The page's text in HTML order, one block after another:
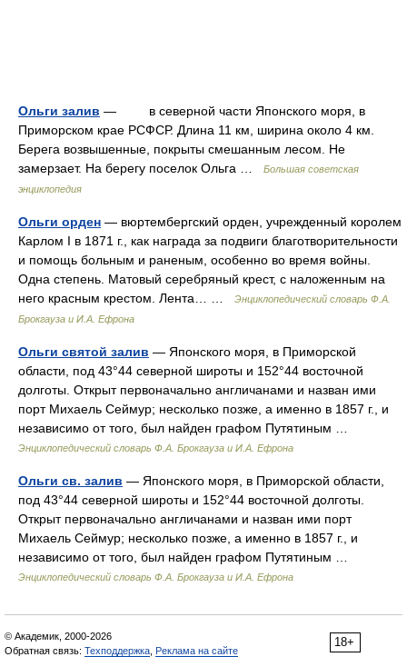
Ольги залив — в северной части Японского моря, в
Приморском крае РСФСР. Длина 11 км, ширина около 4 км.
Берега возвышенные, покрыты смешанным лесом. Не
замерзает. На берегу поселок Ольга …
Большая советская
энциклопедия
Ольги орден — вюртембергский орден, учрежденный королем
Карлом I в 1871 г., как награда за подвиги благотворительности
и помощь больным и раненым, особенно во время войны.
Одна степень. Матовый серебряный крест, с наложенным на
него красным крестом. Лента… …
Энциклопедический словарь Ф.А.
Брокгауза и И.А. Ефрона
Ольги святой залив — Японского моря, в Приморской
области, под 43°44 северной широты и 152°44 восточной
долготы. Открыт первоначально англичанами и назван ими
порт Михаель Сеймур; несколько позже, а именно в 1857 г., и
независимо от того, был найден графом Путятиным …
Энциклопедический словарь Ф.А. Брокгауза и И.А. Ефрона
Ольги св. залив — Японского моря, в Приморской области,
под 43°44 северной широты и 152°44 восточной долготы.
Открыт первоначально англичанами и назван ими порт
Михаель Сеймур; несколько позже, а именно в 1857 г., и
независимо от того, был найден графом Путятиным …
Энциклопедический словарь Ф.А. Брокгауза и И.А. Ефрона
18+
© Академик, 2000-2026
Обратная связь: Техподдержка Реклама на сайте